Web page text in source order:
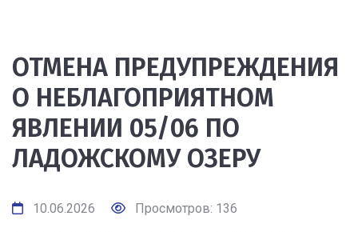
ОТМЕНА ПРЕДУПРЕЖДЕНИЯ
О НЕБЛАГОПРИЯТНОМ
ЯВЛЕНИИ 05/06 ПО
ЛАДОЖСКОМУ ОЗЕРУ
10.06.2026 Просмотров: 136